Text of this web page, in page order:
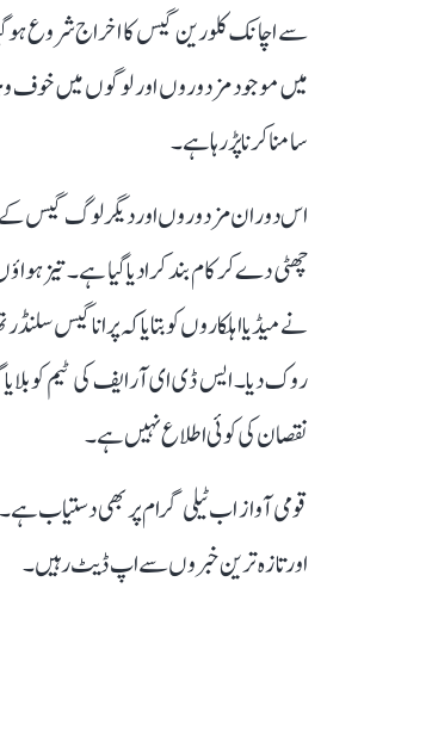
سے اچانک کلورین گیس کا اخراج شروع
میں موجود مزدوروں اور لوگوں میں خوف
سامنا کرنا پڑرہا ہے۔
اس دوران مزدوروں اور دیگر لوگ گیس
چھٹی دے کر کام بند کرادیا گیا ہے۔ تیز
نے میڈیا اہلکاروں کو بتایا کہ پرانا گیس
روک دیا۔ ایس ڈی ای آرایف کی ٹیم کو
نقصان کی کوئی اطلاع نہیں ہے۔
قومی آواز اب ٹیلی گرام پر بھی دستیاب
اور تازہ ترین خبروں سے اپ ڈیٹ رہیں۔